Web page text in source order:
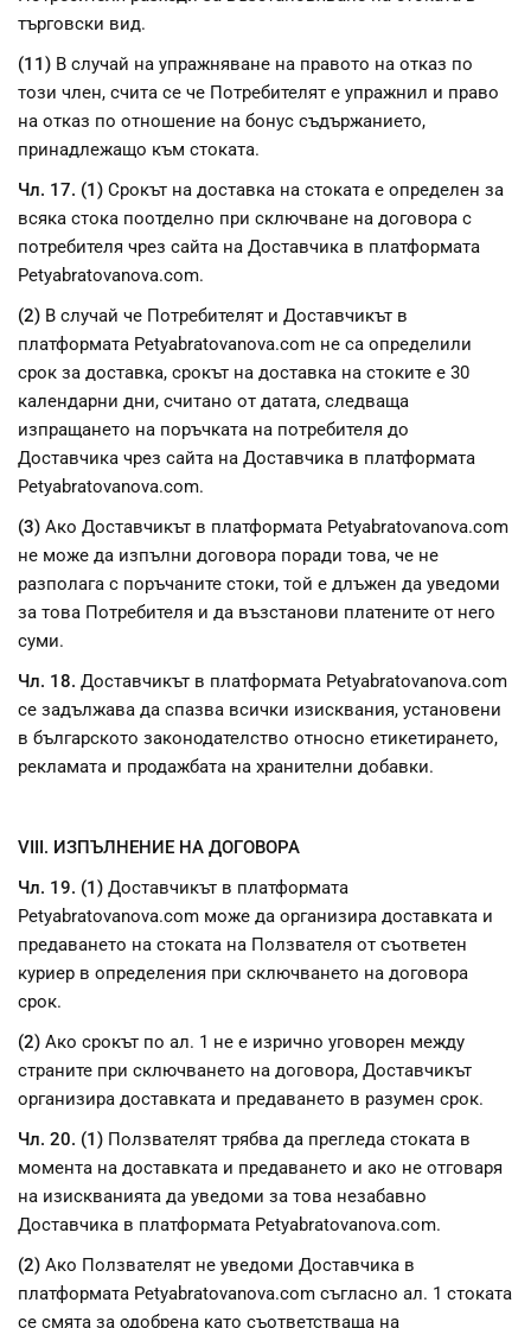
търговски вид.
(11) В случай на упражняване на правото на отказ по
този член, счита се че Потребителят е упражнил и право
на отказ по отношение на бонус съдържанието,
принадлежащо към стоката.
Чл. 17. (1) Срокът на доставка на стоката е определен за
всяка стока поотделно при сключване на договора с
потребителя чрез сайта на Доставчика в платформата
Petyabratovanova.com.
(2) В случай че Потребителят и Доставчикът в
платформата Petyabratovanova.com не са определили
срок за доставка, срокът на доставка на стоките е 30
календарни дни, считано от датата, следваща
изпращането на поръчката на потребителя до
Доставчика чрез сайта на Доставчика в платформата
Petyabratovanova.com.
(3) Ако Доставчикът в платформата Petyabratovanova.com
не може да изпълни договора поради това, че не
разполага с поръчаните стоки, той е длъжен да уведоми
за това Потребителя и да възстанови платените от него
суми.
Чл. 18. Доставчикът в платформата Petyabratovanova.com
се задължава да спазва всички изисквания, установени
в българското законодателство относно етикетирането,
рекламата и продажбата на хранителни добавки.
VIII. ИЗПЪЛНЕНИЕ НА ДОГОВОРА
Чл. 19. (1) Доставчикът в платформата
Petyabratovanova.com може да организира доставката и
предаването на стоката на Ползвателя от съответен
куриер в определения при сключването на договора
срок.
(2) Ако срокът по ал. 1 не е изрично уговорен между
страните при сключването на договора, Доставчикът
организира доставката и предаването в разумен срок.
Чл. 20. (1) Ползвателят трябва да прегледа стоката в
момента на доставката и предаването и ако не отговаря
на изискванията да уведоми за това незабавно
Доставчика в платформата Petyabratovanova.com.
(2) Ако Ползвателят не уведоми Доставчика в
платформата Petyabratovanova.com съгласно ал. 1 стоката
се смята за одобрена като съответстваща на